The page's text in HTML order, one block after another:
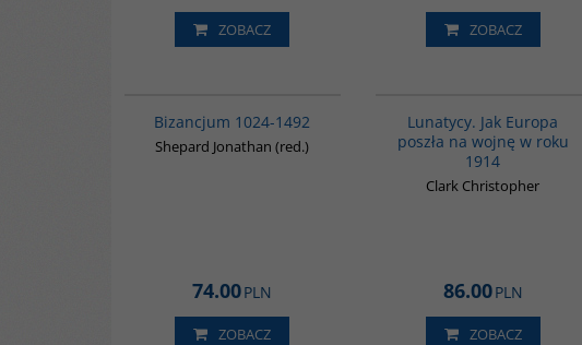
ZOBACZ ZOBACZ
Bizancjum 1024-1492
Shepard Jonathan (red.)
74.00PLN
ZOBACZ
Lunatycy. Jak Europa
poszła na wojnę w roku
1914
Clark Christopher
86.00PLN
ZOBACZ